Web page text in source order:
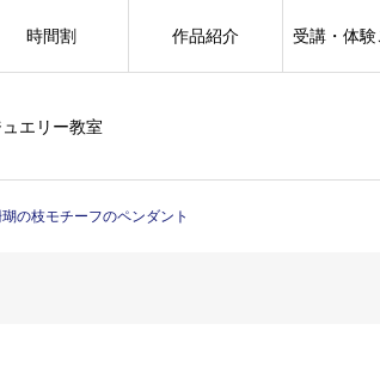
エリー教室
時間割 作品紹介 受講・体験
の枝モチーフのペンダント